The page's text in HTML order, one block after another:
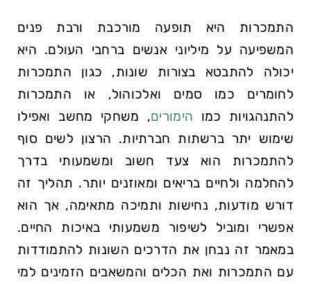
התמכרות היא תופעה מורכבת ורבת פנים
המשפיעה על מיליוני אנשים ברחבי העולם. היא
יכולה להתבטא בצורות שונות, כגון התמכרות
לחומרים כמו סמים ואלכוהול, או התמכרות
להתנהגויות כמו הימורים, משחקי מחשב ואפילו
שימוש יתר ברשתות חברתיות. הרצון לשים סוף
להתמכרות הוא צעד חשוב ומשמעותי בדרך
להחלמה ולחיים בריאים ומאוזנים יותר. תהליך זה
דורש מודעות, נחישות ותמיכה מתאימה, אך הוא
אפשרי ומוביל לשיפור משמעותי באיכות החיים.
במאמר זה נבחן את הדרכים השונות להתמודדות
עם התמכרות ואת הכלים והמשאבים הזמינים למי